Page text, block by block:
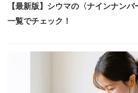
【最新版】シウマの〈ナインナン
一覧でチェック！